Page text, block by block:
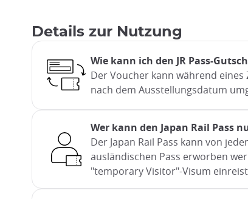
Details zur Nutzung
Wie kann ich den JR Pass-
Der Voucher kann während
nach dem Ausstellungsdatum
Wer kann den Japan Rail Pass
Der Japan Rail Pass kann von
ausländischen Pass erworben
"temporary Visitor"-Visum